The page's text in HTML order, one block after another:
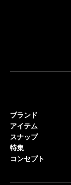
ブランド
アイテム
スナップ
特集
コンセプト